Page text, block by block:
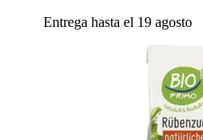
Entrega hasta el 19 agosto